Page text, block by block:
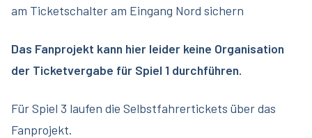
am Ticketschalter am Eingang Nord sichern
Das Fanprojekt kann hier leider keine Organisation
der Ticketvergabe für Spiel 1 durchführen.
Für Spiel 3 laufen die Selbstfahrertickets über das
Fanprojekt.